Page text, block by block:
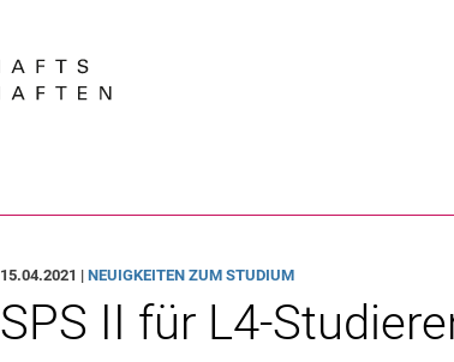
15.04.2021 |NEUIGKEITEN ZUM STUDIUM
SPS II für L4-